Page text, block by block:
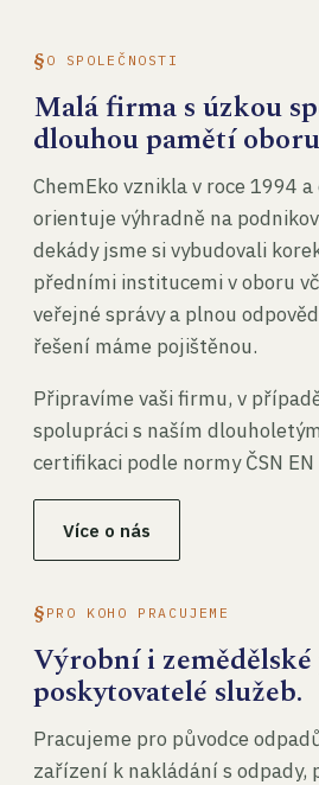
O SPOLEČNOSTI
Malá firma s úzkou
dlouhou pamětí
ChemEko vznikla v roce 1994
orientuje výhradně na
dekády jsme si vybudovali
předními institucemi v oboru
veřejné správy a plnou
řešení máme pojištěnou.
Připravíme vaši firmu, v
spolupráci s naším
certifikaci podle normy ČSN
Více o nás
PRO KOHO PRACUJEME
Výrobní i
poskytovatelé služeb.
Pracujeme pro původce
zařízení k nakládání s odpady,